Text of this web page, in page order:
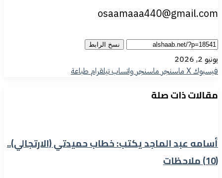
osaamaaa440@gmail.com
نسخ الرابط
يونيو 2, 2026
فيسبوك‫Xماسنجر ماسنجر واتسابتيلقرامطباعة
مقالات ذات صلة
أسامه عبد الماجد يكتب: خطاب حميدتي (الارتجالي)..
(10) ملاحظات